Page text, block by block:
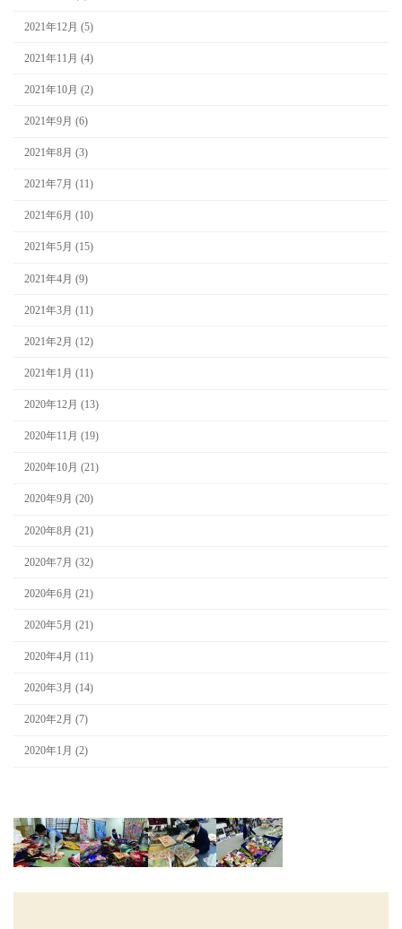
2021年12月 (5)
2021年11月 (4)
2021年10月 (2)
2021年9月 (6)
2021年8月 (3)
2021年7月 (11)
2021年6月 (10)
2021年5月 (15)
2021年4月 (9)
2021年3月 (11)
2021年2月 (12)
2021年1月 (11)
2020年12月 (13)
2020年11月 (19)
2020年10月 (21)
2020年9月 (20)
2020年8月 (21)
2020年7月 (32)
2020年6月 (21)
2020年5月 (21)
2020年4月 (11)
2020年3月 (14)
2020年2月 (7)
2020年1月 (2)